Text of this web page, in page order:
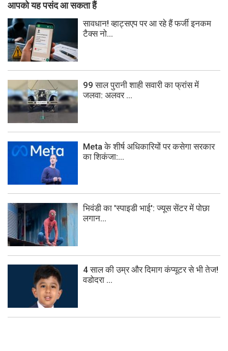
आपको यह पसंद आ सकता हैं
सावधान! व्हाट्सएप पर आ रहे हैं फर्जी इनकम
टैक्स नो...
99 साल पुरानी शाही सवारी का फ्रांस में
जलवा: अलवर ...
Meta के शीर्ष अधिकारियों पर कसेगा सरकार
का शिकंजा:...
भिवंडी का 'स्पाइडी भाई': ज्यूस सेंटर में पोछा
लगान...
4 साल की उम्र और दिमाग कंप्यूटर से भी तेज!
वडोदरा ...